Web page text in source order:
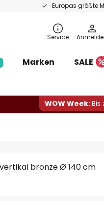
Europas größte
Service
Marken
SALE
WOW Week:Bis
bronze Ø 140 cm